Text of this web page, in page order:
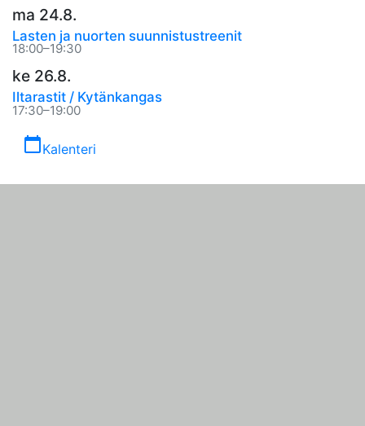
ma 24.8.
Lasten ja nuorten suunnistustreenit
18:00–19:30
ke 26.8.
Iltarastit / Kytänkangas
17:30–19:00
calendar_todayKalenteri